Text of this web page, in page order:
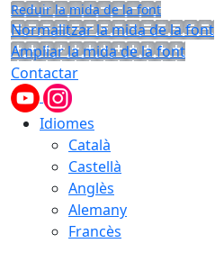
Reduir la mida de la font
Normalitzar la mida de la font
Ampliar la mida de la font
Contactar
Idiomes
Català
Castellà
Anglès
Alemany
Francès